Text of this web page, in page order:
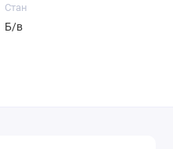
Стан
Б/в